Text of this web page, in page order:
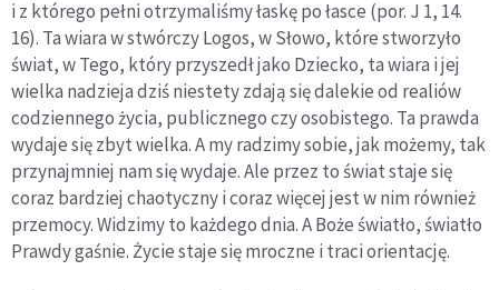
i z którego pełni otrzymaliśmy łaskę po łasce (por. J 1, 14.
16). Ta wiara w stwórczy Logos, w Słowo, które stworzyło
świat, w Tego, który przyszedł jako Dziecko, ta wiara i jej
wielka nadzieja dziś niestety zdają się dalekie od realiów
codziennego życia, publicznego czy osobistego. Ta prawda
wydaje się zbyt wielka. A my radzimy sobie, jak możemy, tak
przynajmniej nam się wydaje. Ale przez to świat staje się
coraz bardziej chaotyczny i coraz więcej jest w nim również
przemocy. Widzimy to każdego dnia. A Boże światło, światło
Prawdy gaśnie. Życie staje się mroczne i traci orientację.